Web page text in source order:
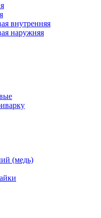
внутренняя
наружняя
(медь)